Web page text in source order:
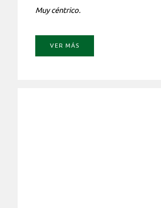
Muy céntrico.
VER MÁS